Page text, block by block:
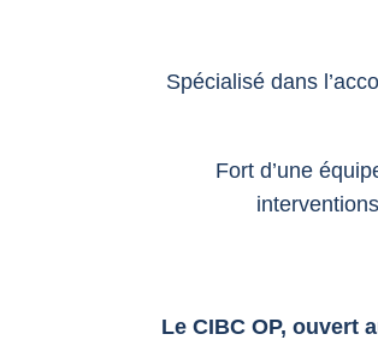
Spécialisé dans
Fort d’une
Le CIBC OP, ouvert